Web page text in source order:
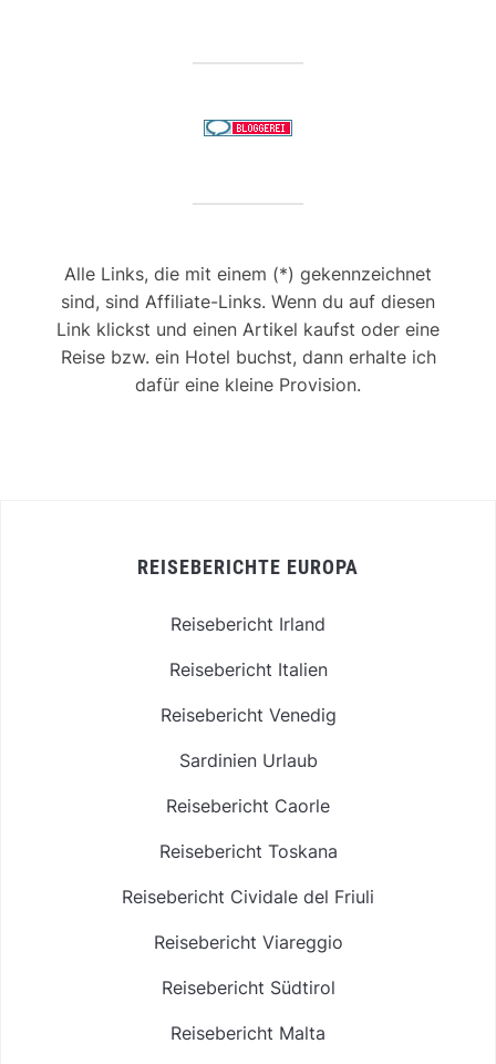
Alle Links, die mit einem (*) gekennzeichnet
sind, sind Affiliate-Links. Wenn du auf diesen
Link klickst und einen Artikel kaufst oder eine
Reise bzw. ein Hotel buchst, dann erhalte ich
dafür eine kleine Provision.
REISEBERICHTE EUROPA
Reisebericht Irland
Reisebericht Italien
Reisebericht Venedig
Sardinien Urlaub
Reisebericht Caorle
Reisebericht Toskana
Reisebericht Cividale del Friuli
Reisebericht Viareggio
Reisebericht Südtirol
Reisebericht Malta